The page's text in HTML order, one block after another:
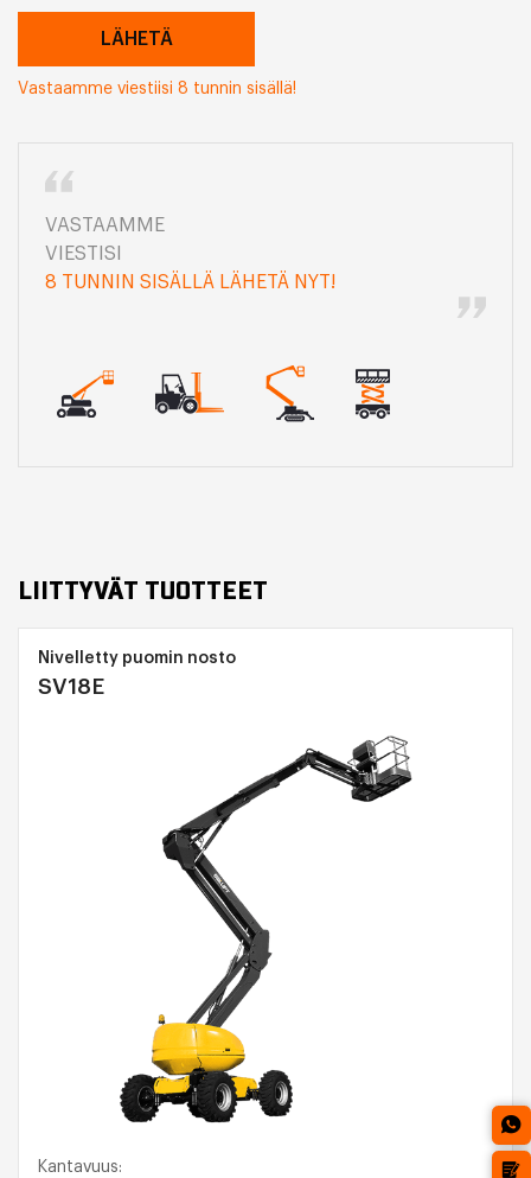
Vastaamme viestiisi 8 tunnin sisällä!
VASTAAMME
VIESTISI
8 TUNNIN SISÄLLÄ LÄHETÄ NYT!
LIITTYVÄT TUOTTEET
Nivelletty puomin nosto
SV18E
Kantavuus: